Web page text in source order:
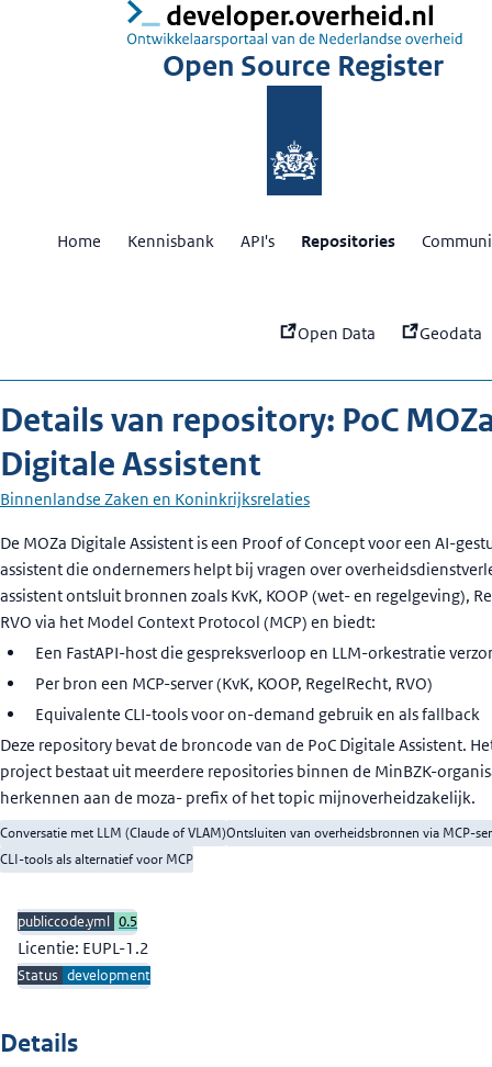
Open Source Register:
Home Kennisbank API's Repositories
Open Data Geodata
Details van repository: PoC
Digitale Assistent
Binnenlandse Zaken en Koninkrijksrelaties
Beschrijving
De MOZa Digitale Assistent is een Proof of Concept voor een AI-
assistent die ondernemers helpt bij vragen over
assistent ontsluit bronnen zoals KvK, KOOP (wet- en regelgeving),
RVO via het Model Context Protocol (MCP) en biedt:
Een FastAPI-host die gespreksverloop en LLM-orkestratie
Per bron een MCP-server (KvK, KOOP, RegelRecht, RVO)
Equivalente CLI-tools voor on-demand gebruik en als fallback
Deze repository bevat de broncode van de PoC Digitale Assistent.
project bestaat uit meerdere repositories binnen de MinBZK-
herkennen aan de moza- prefix of het topic mijnoverheidzakelijk.
Conversatie met LLM (Claude of VLAM)Ontsluiten van overheidsbronnen via MCP-
CLI-tools als alternatief voor MCP
publiccode.yml 0.5
Licentie: EUPL-1.2
Status development
Details